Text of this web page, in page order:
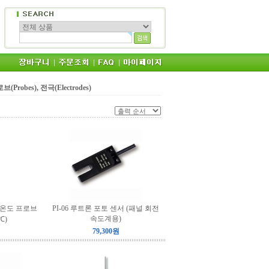
브(Probes), 전극(Electrodes)
도 프로브
PI-06 루트론 포토 센서 (패널 회전
속도계용)
79,300원